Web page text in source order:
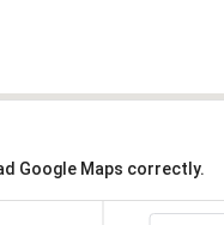
Google Maps correctly.